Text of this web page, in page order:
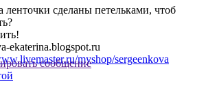
ленточки сделаны петельками, чтоб
ekaterina.blogspot.ru
myshop/sergeenkova